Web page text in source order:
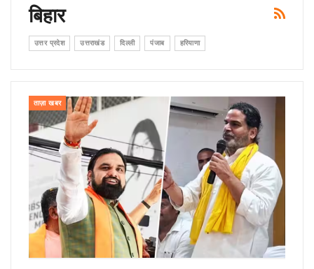
बिहार
उत्तर प्रदेश उत्तराखंड दिल्ली पंजाब हरियाणा
ताज़ा खबर